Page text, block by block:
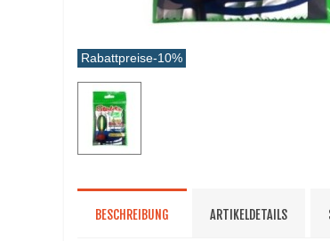
Rabattpreise-10%
BESCHREIBUNG ARTIKELDETAILS